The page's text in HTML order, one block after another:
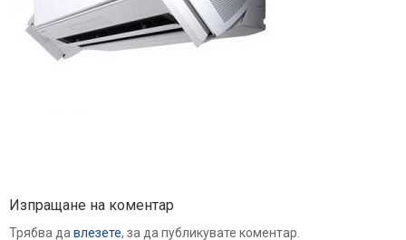
Изпращане на коментар
Трябва да влезете, за да публикувате коментар.